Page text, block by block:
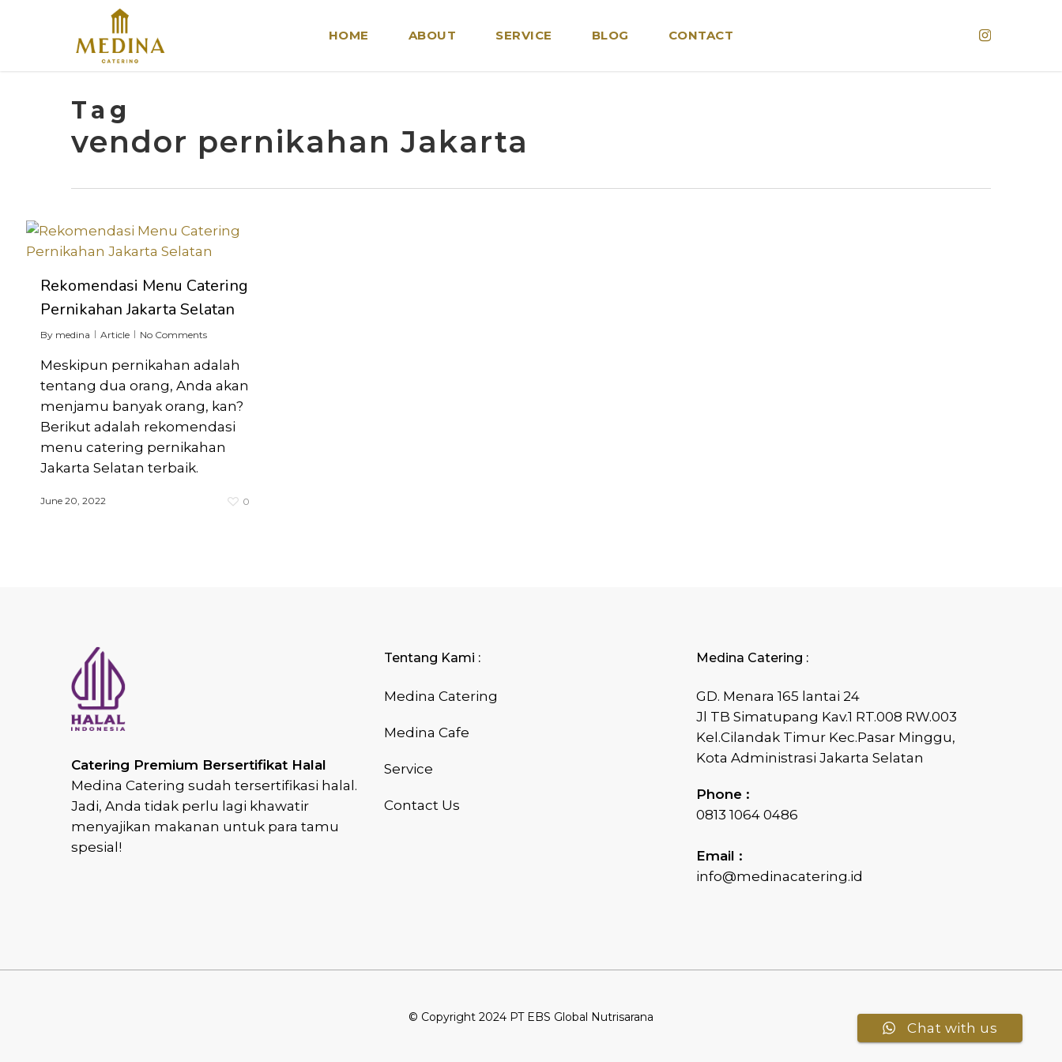
HOME ABOUT SERVICE BLOG CONTACT Instagram
Tag
vendor pernikahan Jakarta
Rekomendasi Menu Catering
Pernikahan Jakarta Selatan
By medina Article No Comments
Meskipun pernikahan adalah
tentang dua orang, Anda akan
menjamu banyak orang, kan?
Berikut adalah rekomendasi
menu catering pernikahan
Jakarta Selatan terbaik.
June 20, 2022 0
Catering Premium Bersertifikat Halal
Medina Catering sudah tersertifikasi halal.
Jadi, Anda tidak perlu lagi khawatir
menyajikan makanan untuk para tamu
spesial!
Tentang Kami :
Medina Catering
Medina Cafe
Service
Contact Us
Medina Catering :
GD. Menara 165 lantai 24
Jl TB Simatupang Kav.1 RT.008 RW.003
Kel.Cilandak Timur Kec.Pasar Minggu,
Kota Administrasi Jakarta Selatan
Phone :
0813 1064 0486
Email :
info@medinacatering.id
© Copyright 2024 PT EBS Global Nutrisarana
Chat with us